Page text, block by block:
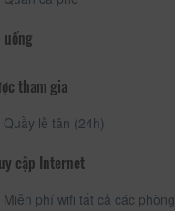
uống
tham gia
Quầy lễ tân (24h)
cập Internet
Miễn phí wifi tất cả các phòng